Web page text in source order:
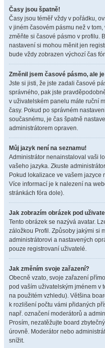
Časy jsou špatně!
Časy jsou téměř vždy v pořádku,
v jiném časovém pásmu než v
změňte si časové pásmo v profilu.
nastavení si mohou měnit jen
bude vždy zobrazen výchozí čas
Změnil jsem časové pásmo, ale
Jste si jisti, že jste zadali časové
správného, pak jste
v uživatelském panelu máte ruční
časy. Pokud po správném
současnému, je čas špatně
administrátorem opraven.
Můj jazyk není na seznamu!
Administrátor nenainstaloval vaši
vašeho jazyka. Zkuste
Pokud lokalizace ve vašem jazyce
Více informací je k nalezení na
stránkách fóra dole).
Jak zobrazím obrázek pod
Tento obrázek se nazývá avatar.
záložkou Profil. Způsoby jakými si
administrátorovi a nastavených
pouze registrovaní uživatelé.
Jak změním svoje zařazení?
Obecně vzato, svoje zařazení
pod vaším uživatelským jménem v
na použitém vzhledu). Většina
k rozlišení počtu vámi přidaných
např. označení moderátorů a
Prosím, nezatěžujte board
úrovně. Moderátor nebo
snížit.